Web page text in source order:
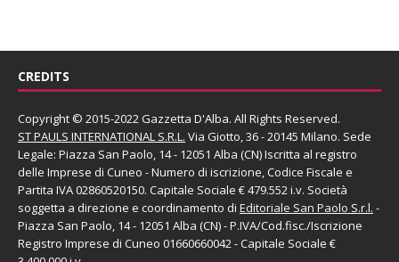
CREDITS
Copyright © 2015-2022 Gazzetta D'Alba. All Rights Reserved.
ST PAULS INTERNATIONAL S.R.L. Via Giotto, 36 - 20145 Milano. Sede
Legale: Piazza San Paolo, 14 - 12051 Alba (CN) Iscritta al registro
delle Imprese di Cuneo - Numero di iscrizione, Codice Fiscale e
Partita IVA 02860520150. Capitale Sociale € 479.552 i.v. Società
soggetta a direzione e coordinamento di Editoriale San Paolo S.r.l. -
Piazza San Paolo, 14 - 12051 Alba (CN) - P.IVA/Cod.fisc./Iscrizione
Registro Imprese di Cuneo 01660660042 - Capitale Sociale €